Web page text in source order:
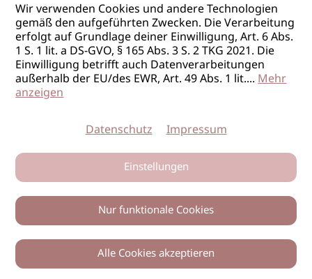
Wir verwenden Cookies und andere Technologien
gemäß den aufgeführten Zwecken. Die Verarbeitung
erfolgt auf Grundlage deiner Einwilligung, Art. 6 Abs.
1 S. 1 lit. a DS-GVO, § 165 Abs. 3 S. 2 TKG 2021. Die
Einwilligung betrifft auch Datenverarbeitungen
außerhalb der EU/des EWR, Art. 49 Abs. 1 lit....Mehr
anzeigen
Datenschutz Impressum
Einstellungen
Nur funktionale Cookies
Alle Cookies akzeptieren